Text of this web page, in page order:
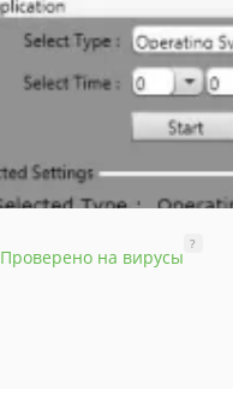
Проверено на вирусы
?